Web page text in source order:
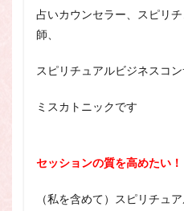
占いカウンセラー、スピリ
師、
スピリチュアルビジネスコ
ミスカトニックです
セッションの質を高めたい！
（私を含めて）
スピリチュ
スピリチュアル・セラピー
スピリチュアル・セッション
ング、スピリチュアル・セッ
カウンセラー、占いカウンセ